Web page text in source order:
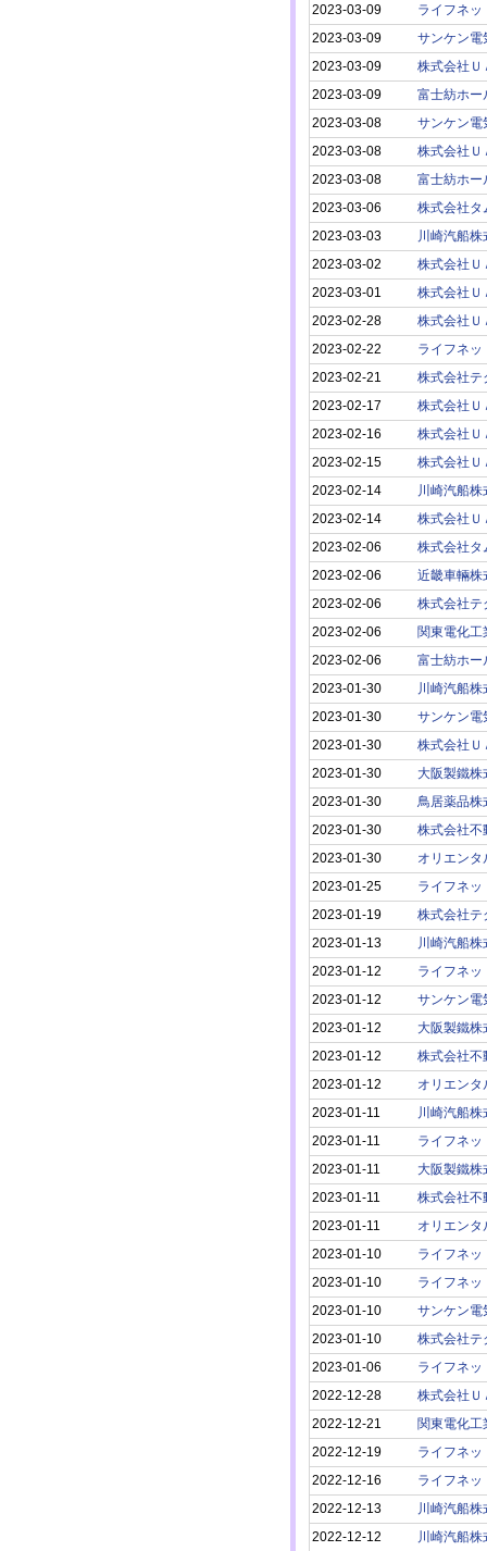
2023-03-09
ライフネッ
2023-03-09
サンケン電
2023-03-09
株式会社Ｕ
2023-03-09
富士紡ホー
2023-03-08
サンケン電
2023-03-08
株式会社Ｕ
2023-03-08
富士紡ホー
2023-03-06
株式会社タ
2023-03-03
川崎汽船株
2023-03-02
株式会社Ｕ
2023-03-01
株式会社Ｕ
2023-02-28
株式会社Ｕ
2023-02-22
ライフネッ
2023-02-21
株式会社テ
2023-02-17
株式会社Ｕ
2023-02-16
株式会社Ｕ
2023-02-15
株式会社Ｕ
2023-02-14
川崎汽船株
2023-02-14
株式会社Ｕ
2023-02-06
株式会社タ
2023-02-06
近畿車輛株
2023-02-06
株式会社テ
2023-02-06
関東電化工
2023-02-06
富士紡ホー
2023-01-30
川崎汽船株
2023-01-30
サンケン電
2023-01-30
株式会社Ｕ
2023-01-30
大阪製鐵株
2023-01-30
鳥居薬品株
2023-01-30
株式会社不
2023-01-30
オリエンタ
2023-01-25
ライフネッ
2023-01-19
株式会社テ
2023-01-13
川崎汽船株
2023-01-12
ライフネッ
2023-01-12
サンケン電
2023-01-12
大阪製鐵株
2023-01-12
株式会社不
2023-01-12
オリエンタ
2023-01-11
川崎汽船株
2023-01-11
ライフネッ
2023-01-11
大阪製鐵株
2023-01-11
株式会社不
2023-01-11
オリエンタ
2023-01-10
ライフネッ
2023-01-10
ライフネッ
2023-01-10
サンケン電
2023-01-10
株式会社テ
2023-01-06
ライフネッ
2022-12-28
株式会社Ｕ
2022-12-21
関東電化工
2022-12-19
ライフネッ
2022-12-16
ライフネッ
2022-12-13
川崎汽船株
2022-12-12
川崎汽船株